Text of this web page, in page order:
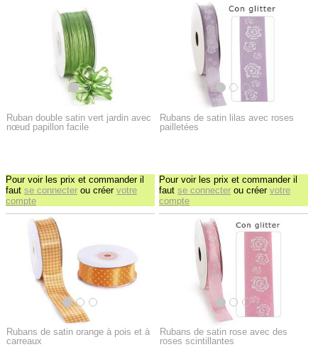
Ruban double satin vert jardin avec
nœud papillon facile
Pour voir les prix et commander il
faut se connecter ou créer votre
compte
Rubans de satin lilas avec roses
pailletées
Pour voir les prix et commander il
fautse connecter ou créervotre
compte
Rubans de satin orange à pois et à
carreaux
Rubans de satin rose avec des
roses scintillantes